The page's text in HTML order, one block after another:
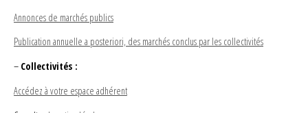
Annonces de marchés publics
Publication annuelle a posteriori, des marchés conclus par les collectivités
– Collectivités :
Accédez à votre espace adhérent